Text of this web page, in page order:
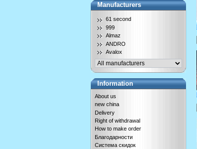
Manufacturers
61 second
999
Almaz
ANDRO
Avalox
Information
About us
new china
Delivery
Right of withdrawal
How to make order
Благодарности
Система скидок